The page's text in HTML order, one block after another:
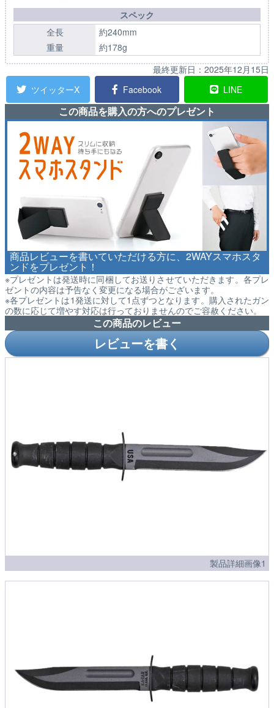
スペック
全長
約240mm
重量
約178g
最終更新日： 2025年12月15日
ツイッターX
Facebook LINE
この商品を購入の方へのプレゼント
商品レビューを書いていただける方に、2WAYスマホスタ
ンドをプレゼント！
※プレゼントは発送時に同梱してお送りさせていただきます。各プレ
ゼントの内容は予告なく変更になる場合がございます。
※各プレゼントは1発送に対して1点ずつとなります。購入されたガン
の数に応じて増やす対応は行っておりませんのでご容赦ください。
この商品のレビュー
レビューを書く
製品詳細画像1